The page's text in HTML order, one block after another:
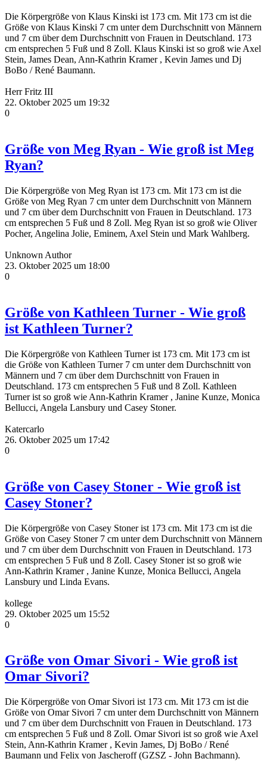
Die Körpergröße von Klaus Kinski ist 173 cm. Mit 173 cm ist die
Größe von Klaus Kinski 7 cm unter dem Durchschnitt von Männern
und 7 cm über dem Durchschnitt von Frauen in Deutschland. 173
cm entsprechen 5 Fuß und 8 Zoll. Klaus Kinski ist so groß wie Axel
Stein, James Dean, Ann-Kathrin Kramer , Kevin James und Dj
BoBo / René Baumann.
Herr Fritz III
22. Oktober 2025 um 19:32
0
Größe von Meg Ryan - Wie groß ist Meg
Ryan?
Die Körpergröße von Meg Ryan ist 173 cm. Mit 173 cm ist die
Größe von Meg Ryan 7 cm unter dem Durchschnitt von Männern
und 7 cm über dem Durchschnitt von Frauen in Deutschland. 173
cm entsprechen 5 Fuß und 8 Zoll. Meg Ryan ist so groß wie Oliver
Pocher, Angelina Jolie, Eminem, Axel Stein und Mark Wahlberg.
Unknown Author
23. Oktober 2025 um 18:00
0
Größe von Kathleen Turner - Wie groß
ist Kathleen Turner?
Die Körpergröße von Kathleen Turner ist 173 cm. Mit 173 cm ist
die Größe von Kathleen Turner 7 cm unter dem Durchschnitt von
Männern und 7 cm über dem Durchschnitt von Frauen in
Deutschland. 173 cm entsprechen 5 Fuß und 8 Zoll. Kathleen
Turner ist so groß wie Ann-Kathrin Kramer , Janine Kunze, Monica
Bellucci, Angela Lansbury und Casey Stoner.
Katercarlo
26. Oktober 2025 um 17:42
0
Größe von Casey Stoner - Wie groß ist
Casey Stoner?
Die Körpergröße von Casey Stoner ist 173 cm. Mit 173 cm ist die
Größe von Casey Stoner 7 cm unter dem Durchschnitt von Männern
und 7 cm über dem Durchschnitt von Frauen in Deutschland. 173
cm entsprechen 5 Fuß und 8 Zoll. Casey Stoner ist so groß wie
Ann-Kathrin Kramer , Janine Kunze, Monica Bellucci, Angela
Lansbury und Linda Evans.
kollege
29. Oktober 2025 um 15:52
0
Größe von Omar Sivori - Wie groß ist
Omar Sivori?
Die Körpergröße von Omar Sivori ist 173 cm. Mit 173 cm ist die
Größe von Omar Sivori 7 cm unter dem Durchschnitt von Männern
und 7 cm über dem Durchschnitt von Frauen in Deutschland. 173
cm entsprechen 5 Fuß und 8 Zoll. Omar Sivori ist so groß wie Axel
Stein, Ann-Kathrin Kramer , Kevin James, Dj BoBo / René
Baumann und Felix von Jascheroff (GZSZ - John Bachmann).